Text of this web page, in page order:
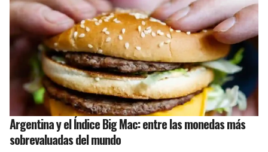
Argentina y el Índice Big Mac: entre las monedas más
sobrevaluadas del mundo